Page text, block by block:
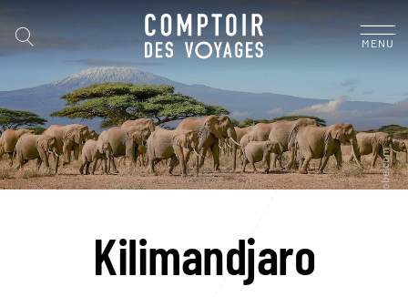
MENU
Kilimandjaro